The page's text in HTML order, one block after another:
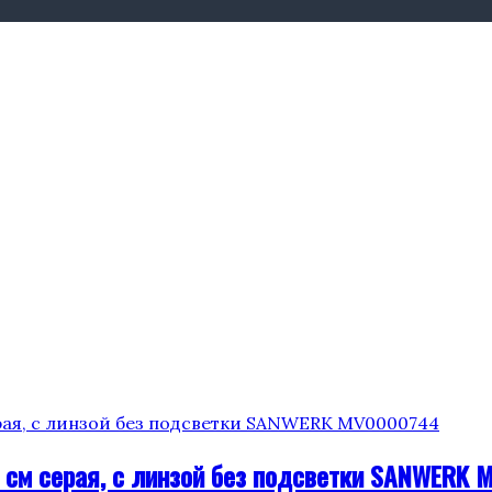
серая, с линзой без подсветки SANWERK